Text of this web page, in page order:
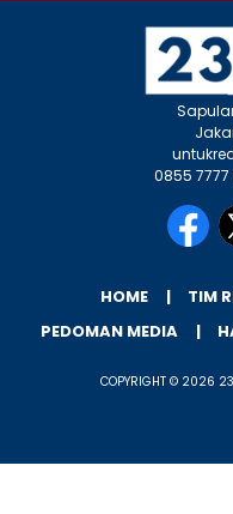
0855 7777
HOME TIM
PEDOMAN MEDIA
COPYRIGHT © 2026